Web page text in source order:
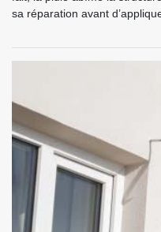
sa réparation avant